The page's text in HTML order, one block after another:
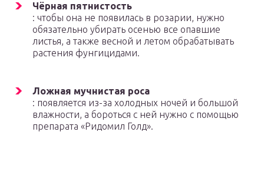
Чёрная пятнистость
: чтобы она не появилась в розарии, нужно
обязательно убирать осенью все опавшие
листья, а также весной и летом обрабатывать
растения фунгицидами.
Ложная мучнистая роса
: появляется из-за холодных ночей и большой
влажности, а бороться с ней нужно с помощью
препарата «Ридомил Голд».